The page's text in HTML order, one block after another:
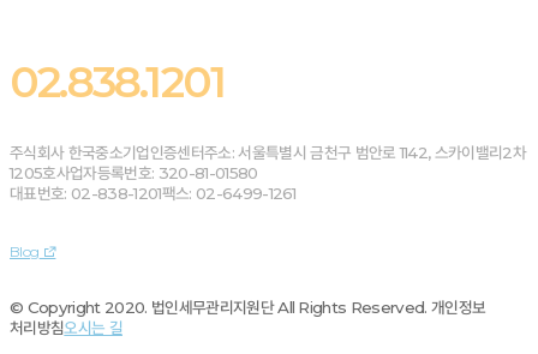
02.838.1201
주식회사 한국중소기업인증센터주소: 서울특별시 금천구 범안로 1142, 스카이밸리2차
1205호사업자등록번호: 320-81-01580
대표번호: 02-838-1201팩스: 02-6499-1261
Blog
© Copyright 2020. 법인세무관리지원단 All Rights Reserved. 개인정보
처리방침오시는 길